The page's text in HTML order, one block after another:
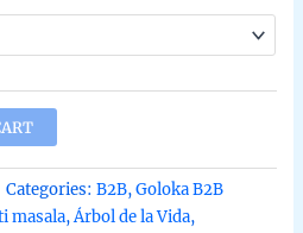
Categories:B2B,Goloka B2B
masala,Árbol de la Vida,